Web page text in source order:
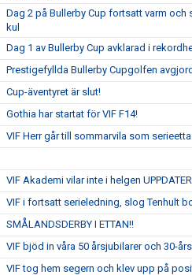
Dag 2 på Bullerby Cup fortsatt varm och
kul
Dag 1 av Bullerby Cup avklarad i
Prestigefyllda Bullerby Cupgolfen avgjord
Cup-äventyret är slut!
Gothia har startat för VIF F14!
VIF Herr går till sommarvila som serieetta
VIF Akademi vilar inte i helgen
VIF i fortsatt serieledning, slog Tenhult
SMÅLANDSDERBY I ETTAN!!
VIF bjöd in våra 50 årsjubilarer och 30-
VIF tog hem segern och klev upp på